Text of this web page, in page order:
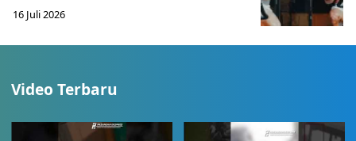
16 Juli 2026
Video Terbaru